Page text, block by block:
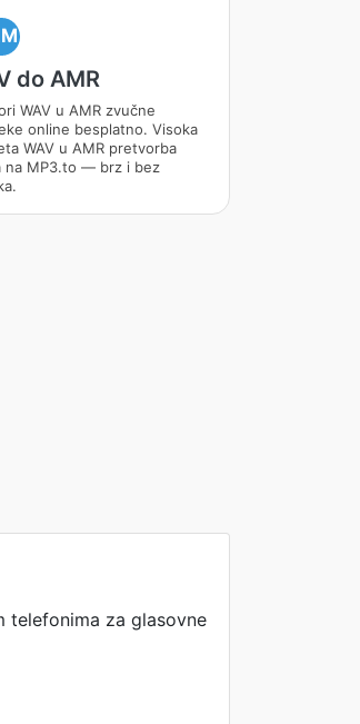
do AMR
WAV u AMR zvučne
online besplatno. Visoka
WAV u AMR pretvorba
na MP3.to — brz i bez
telefonima za glasovne